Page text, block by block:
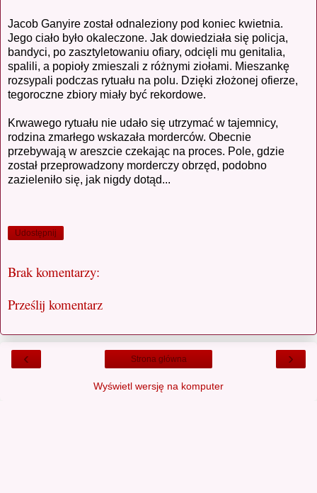
Jacob Ganyire został odnaleziony pod koniec kwietnia.
Jego ciało było okaleczone. Jak dowiedziała się policja,
bandyci, po zasztyletowaniu ofiary, odcięli mu genitalia,
spalili, a popioły zmieszali z różnymi ziołami. Mieszankę
rozsypali podczas rytuału na polu. Dzięki złożonej ofierze,
tegoroczne zbiory miały być rekordowe.
Krwawego rytuału nie udało się utrzymać w tajemnicy,
rodzina zmarłego wskazała morderców. Obecnie
przebywają w areszcie czekając na proces. Pole, gdzie
został przeprowadzony morderczy obrzęd, podobno
zazieleniło się, jak nigdy dotąd...
Udostępnij
Brak komentarzy:
Prześlij komentarz
‹ ›
Strona główna
Wyświetl wersję na komputer